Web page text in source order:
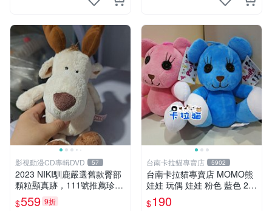
影視動漫CD專輯DVD 57
2023 NIKI馴鹿嚴選舊款臀部
顆粒顯真跡，111號推薦珍藏
品 馴鹿 舊款 尾巴顆粒
$559 9折
台南卡拉貓專賣店 5902
台南卡拉貓專賣店 MOMO熊
娃娃 玩偶 娃娃 粉色 藍色 2色
分售
$190